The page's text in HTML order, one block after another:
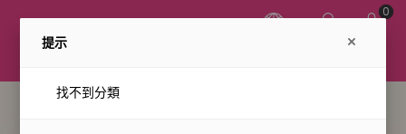
0
提示
找不到分類